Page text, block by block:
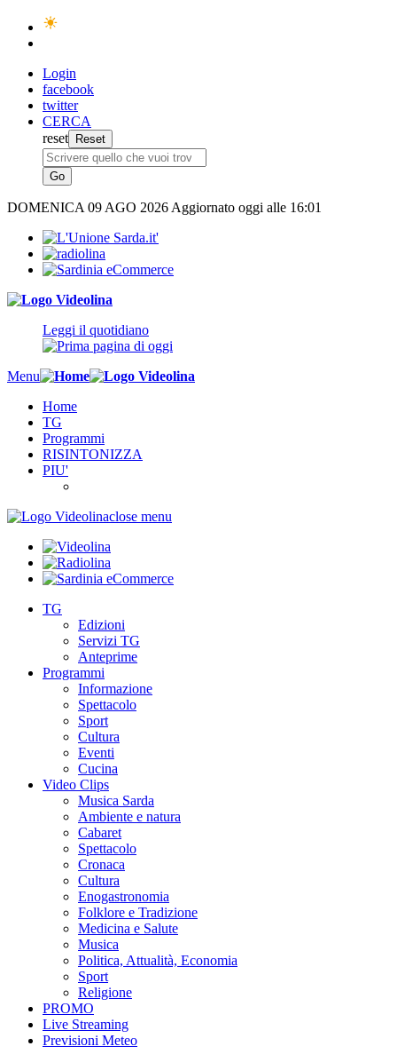
Login
facebook
twitter
CERCA
reset
DOMENICA 09 AGO 2026 Aggiornato oggi alle 16:01
Leggi il quotidiano
Menu
Home
TG
Programmi
RISINTONIZZA
PIU'
close menu
TG
Edizioni
Servizi TG
Anteprime
Programmi
Informazione
Spettacolo
Sport
Cultura
Eventi
Cucina
Video Clips
Musica Sarda
Ambiente e natura
Cabaret
Spettacolo
Cronaca
Cultura
Enogastronomia
Folklore e Tradizione
Medicina e Salute
Musica
Politica, Attualità, Economia
Sport
Religione
PROMO
Live Streaming
Previsioni Meteo